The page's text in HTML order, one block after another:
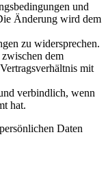
und
Änderung wird dem
zu widersprechen.
dem
mit
verbindlich, wenn
hat.
Daten